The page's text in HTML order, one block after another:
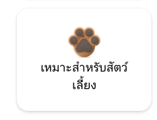
เหมาะสำหรับสัตว์
เลี้ยง